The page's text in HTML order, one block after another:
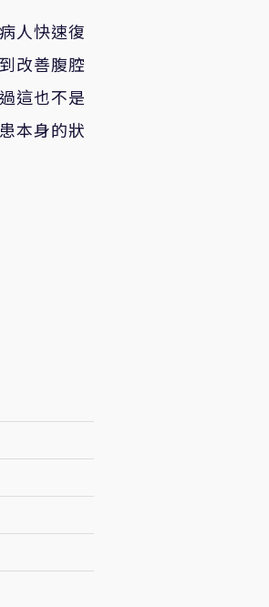
人快速復
改善腹腔
這也不是
本身的狀